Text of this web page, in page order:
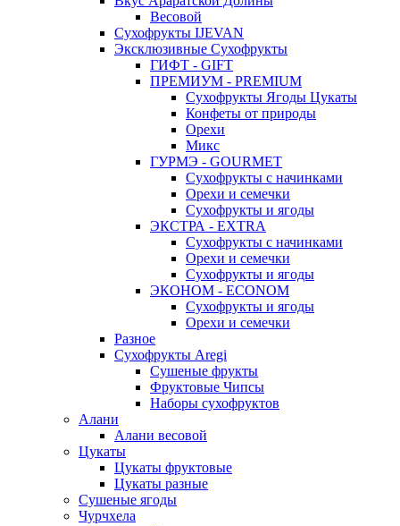
Весовой
Сухофрукты IJEVAN
Эксклюзивные Сухофрукты
ГИФТ - GIFT
ПРЕМИУМ - PREMIUM
Сухофрукты Ягоды Цукаты
Конфеты от природы
Орехи
Микс
ГУРМЭ - GOURMET
Сухофрукты с начинками
Орехи и семечки
Сухофрукты и ягоды
ЭКСТРА - EXTRA
Сухофрукты с начинками
Орехи и семечки
Сухофрукты и ягоды
ЭКОНОМ - ECONOM
Сухофрукты и ягоды
Орехи и семечки
Разное
Сухофрукты Aregi
Сушеные фрукты
Фруктовые Чипсы
Наборы сухофруктов
Алани
Алани весовой
Цукаты
Цукаты фруктовые
Цукаты разные
Сушеные ягоды
Чурчхела